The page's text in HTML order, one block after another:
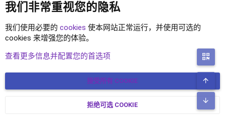
XENFORO 2.2 插件
简体中文 联系我们
© COPYRIGHT 2017-2026 XENFORO中文社区 版权所有 冀ICP备
我们非常重视您的隐私
我们使用必要的 cookies 使本网站正常运行，并使用可选的
cookies 来增强您的体验。
查看更多信息并配置您的首选项
接受所有 COOKIE
拒绝可选 COOKIE